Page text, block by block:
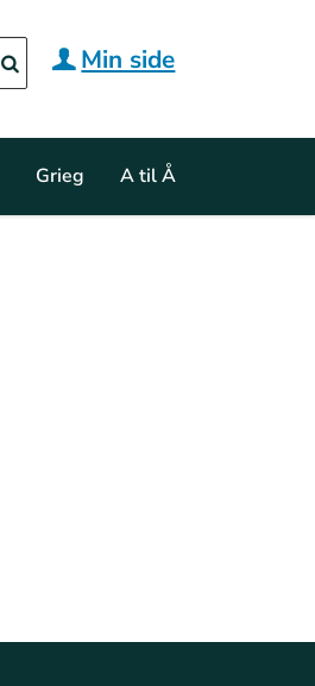
Min side
Grieg A til Å